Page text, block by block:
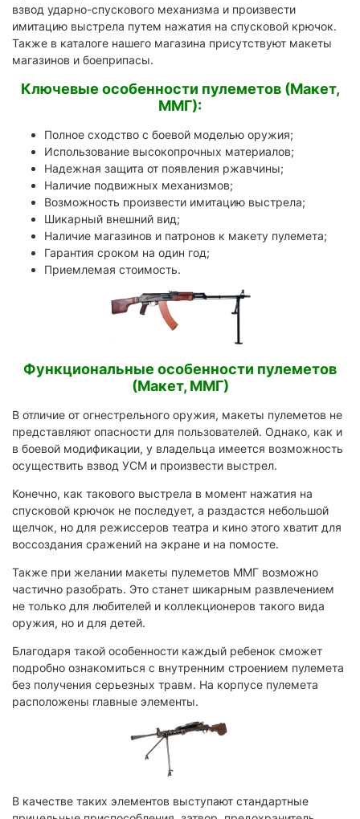
взвод ударно-спускового механизма и произвести
имитацию выстрела путем нажатия на спусковой крючок.
Также в каталоге нашего магазина присутствуют макеты
магазинов и боеприпасы.
Ключевые особенности пулеметов (Макет,
ММГ):
Полное сходство с боевой моделью оружия;
Использование высокопрочных материалов;
Надежная защита от появления ржавчины;
Наличие подвижных механизмов;
Возможность произвести имитацию выстрела;
Шикарный внешний вид;
Наличие магазинов и патронов к макету пулемета;
Гарантия сроком на один год;
Приемлемая стоимость.
Функциональные особенности пулеметов
(Макет, ММГ)
В отличие от огнестрельного оружия, макеты пулеметов не
представляют опасности для пользователей. Однако, как и
в боевой модификации, у владельца имеется возможность
осуществить взвод УСМ и произвести выстрел.
Конечно, как такового выстрела в момент нажатия на
спусковой крючок не последует, а раздастся небольшой
щелчок, но для режиссеров театра и кино этого хватит для
воссоздания сражений на экране и на помосте.
Также при желании макеты пулеметов ММГ возможно
частично разобрать. Это станет шикарным развлечением
не только для любителей и коллекционеров такого вида
оружия, но и для детей.
Благодаря такой особенности каждый ребенок сможет
подробно ознакомиться с внутренним строением пулемета
без получения серьезных травм. На корпусе пулемета
расположены главные элементы.
В качестве таких элементов выступают стандартные